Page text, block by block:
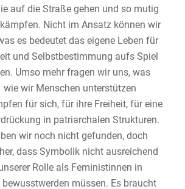
auf die Straße gehen und so mutig
Nicht im Ansatz können wir
es bedeutet das eigene Leben für
und Selbstbestimmung aufs Spiel
Umso mehr fragen wir uns, was
wir Menschen unterstützen
für sich, für ihre Freiheit, für eine
in patriarchalen Strukturen.
wir noch nicht gefunden, doch
dass Symbolik nicht ausreichend
Rolle als Feministinnen in
müssen. Es braucht